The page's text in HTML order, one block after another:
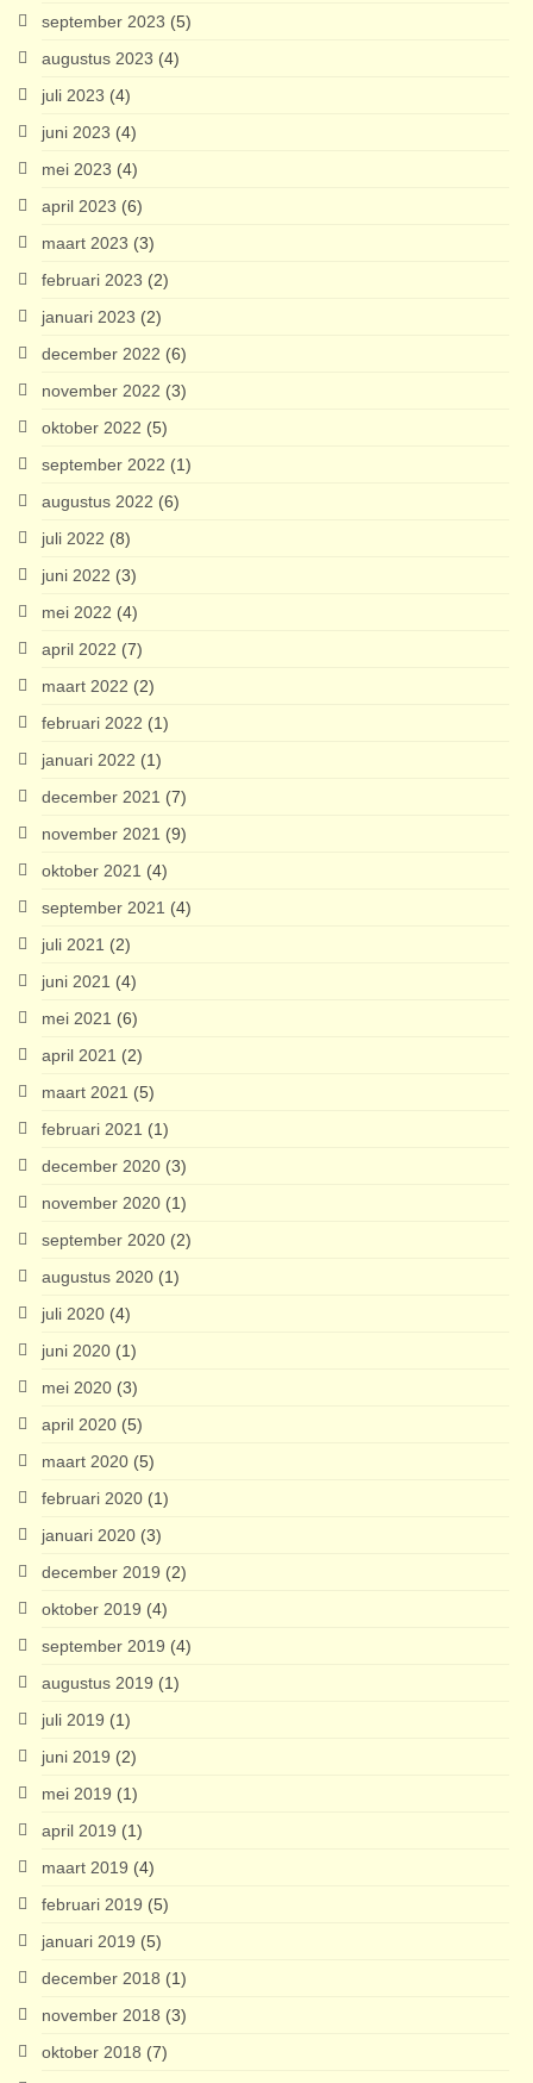
september 2023 (5)
augustus 2023 (4)
juli 2023 (4)
juni 2023 (4)
mei 2023 (4)
april 2023 (6)
maart 2023 (3)
februari 2023 (2)
januari 2023 (2)
december 2022 (6)
november 2022 (3)
oktober 2022 (5)
september 2022 (1)
augustus 2022 (6)
juli 2022 (8)
juni 2022 (3)
mei 2022 (4)
april 2022 (7)
maart 2022 (2)
februari 2022 (1)
januari 2022 (1)
december 2021 (7)
november 2021 (9)
oktober 2021 (4)
september 2021 (4)
juli 2021 (2)
juni 2021 (4)
mei 2021 (6)
april 2021 (2)
maart 2021 (5)
februari 2021 (1)
december 2020 (3)
november 2020 (1)
september 2020 (2)
augustus 2020 (1)
juli 2020 (4)
juni 2020 (1)
mei 2020 (3)
april 2020 (5)
maart 2020 (5)
februari 2020 (1)
januari 2020 (3)
december 2019 (2)
oktober 2019 (4)
september 2019 (4)
augustus 2019 (1)
juli 2019 (1)
juni 2019 (2)
mei 2019 (1)
april 2019 (1)
maart 2019 (4)
februari 2019 (5)
januari 2019 (5)
december 2018 (1)
november 2018 (3)
oktober 2018 (7)